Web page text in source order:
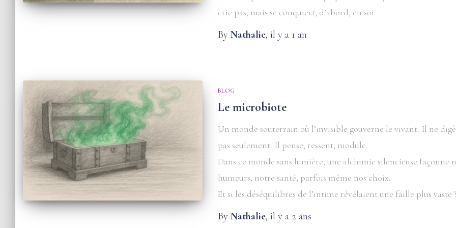
crie pas, mais se conquiert, d’abord, en soi.
ByNathalie, il y a 1 an
BLOG
Le microbiote
Un monde souterrain où l’invisible gouverne le vivant. Il ne
pas seulement. Il pense, ressent, module.
Dans ce monde sans lumière, une alchimie silencieuse façonne
humeurs, notre santé, parfois même nos choix.
Et si les déséquilibres de l’intime révélaient une faille plus vaste ?
ByNathalie, il y a 2 ans